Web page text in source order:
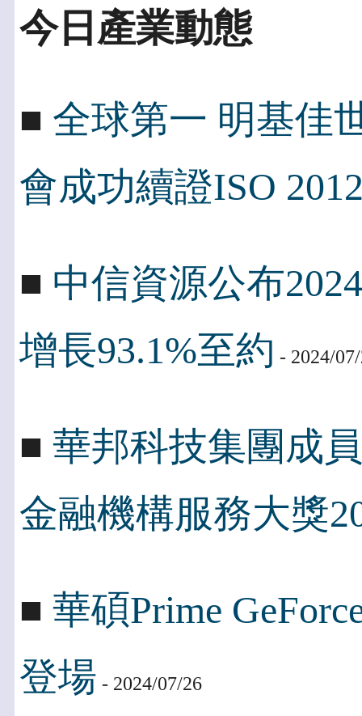
今日產業動態
■ 全球第一 明基佳
會成功續證ISO
■ 中信資源公布
增長93.1%至約 - 2024/
■ 華邦科技集團成
金融機構服務大獎
■ 華碩Prime
登場 - 2024/07/26